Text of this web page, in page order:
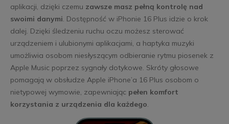
aplikacji, dzięki czemu zawsze masz pełną kontrolę nad
swoimi danymi. Dostępność w iPhonie 16 Plus idzie o krok
dalej. Dzięki śledzeniu ruchu oczu możesz sterować
urządzeniem i ulubionymi aplikacjami, a haptyka muzyki
umożliwia osobom niesłyszącym odbieranie rytmu piosenek z
Apple Music poprzez sygnały dotykowe. Skróty głosowe
pomagają w obsłudze Apple iPhone’a 16 Plus osobom o
nietypowej wymowie, zapewniając pełen komfort
korzystania z urządzenia dla każdego.